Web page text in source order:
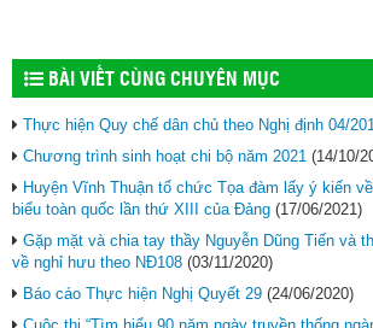
BÀI VIẾT CÙNG CHUYÊN MỤC
Thực hiện Quy chế dân chủ theo Nghị định 04/
Chương trình sinh hoạt chi bộ năm 2021 (14/10/
Huyện Vĩnh Thuận tổ chức Tọa đàm lấy ý kiến
biểu toàn quốc lần thứ XIII của Đảng (17/06/2021)
Gặp mặt và chia tay thầy Nguyễn Dũng Tiến và
về nghỉ hưu theo NĐ108 (03/11/2020)
Báo cáo Thực hiện Nghị Quyết 29 (24/06/2020)